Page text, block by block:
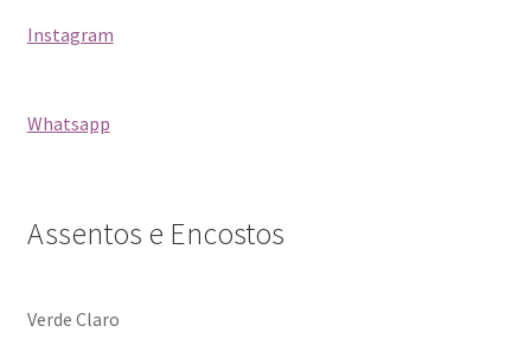
Contato
Home
Instagram
Whatsapp
Assentos e Encostos
Verde Claro